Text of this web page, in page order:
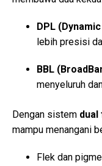
DPL
lebih presisi
BBL
menyeluruh
Dengan sistem dual
mampu menangani
Flek dan